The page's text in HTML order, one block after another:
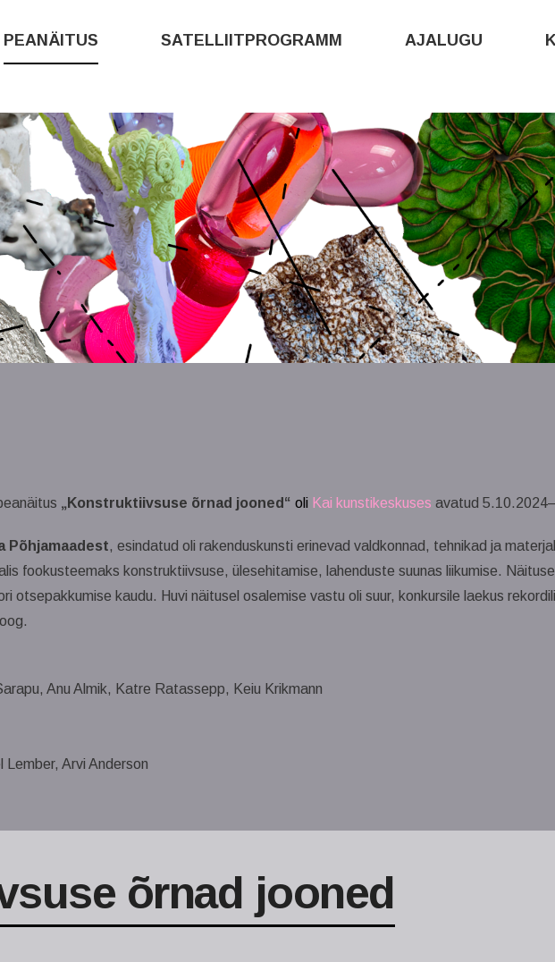
PEANÄITUS SATELLIITPROGRAMM AJALUGU
„Konstruktiivsuse õrnad jooned“ oli Kai kunstikeskuses avatud
Põhjamaadest, esindatud oli rakenduskunsti erinevad valdkonnad, tehnikad ja
fookusteemaks konstruktiivsuse, ülesehitamise, lahenduste suunas liikumise.
otsepakkumise kaudu. Huvi näitusel osalemise vastu oli suur, konkursile laekus
Anu Almik, Katre Ratassepp, Keiu Krikmann
Lember, Arvi Anderson
õrnad jooned